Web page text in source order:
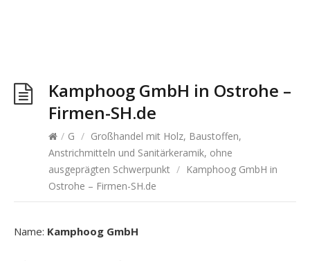
Kamphoog GmbH in Ostrohe –
Firmen-SH.de
/ G / Großhandel mit Holz, Baustoffen,
Anstrichmitteln und Sanitärkeramik, ohne
ausgeprägten Schwerpunkt / Kamphoog GmbH in
Ostrohe – Firmen-SH.de
Name: Kamphoog GmbH